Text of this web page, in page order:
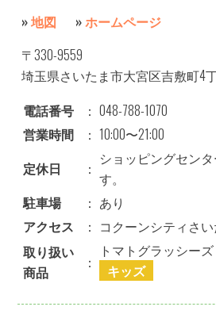
»地図 »ホームページ
〒330-9559
埼玉県さいたま市大宮区吉敷町4
電話番号
： 048-788-1070
営業時間
： 10:00〜21:00
定休日
：
ショッピングセン
す。
駐車場
： あり
アクセス
： コクーンシティさい
取り扱い
商品
：
トマトグラッシーズ
キッズ